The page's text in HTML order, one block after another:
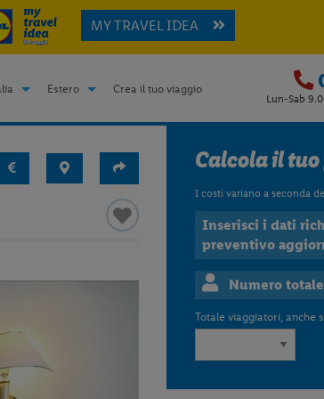
MY TRAVEL IDEA
Estero Crea il tuo viaggio
Lun-Sab
Calcola il
I costi variano a seconda
Inserisci i dati
preventivo
Numero
Totale viaggiatori, anche